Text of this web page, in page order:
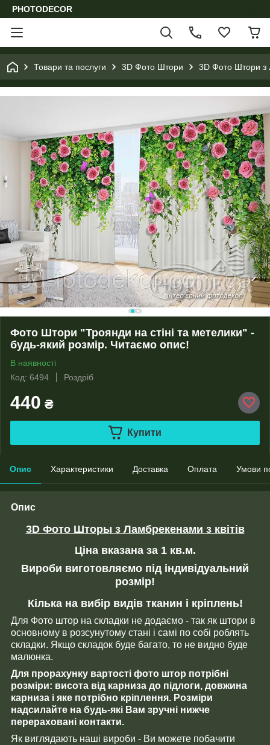
PHOTODECOR
Товари та послуги 3D Фото Штори 3D Фото Штори з
Фото Штори "Троянди на стіні та метелики" -
будь-який розмір. Читаємо опис!
В наявності
Код: 6494
Роздріб
440 ₴
Купити
Опис Характеристики Доставка Оплата Умови
Опис
3D Фото Шторы з Ламбрекенами з квітів
Ціна вказана за 1 кв.м.
Вироби виготовляємо під індивідуальний
розмір!
Кілька на вибір видів тканин і кріплень!
Для Фото штор на складки не додаємо - так як штори в
основному в розсунутому стані і самі по собі роблять
складки. Якщо складок буде багато, то не видно буде
малюнка.
Для прорахунку вартості фото штор потрібні
розміри: висота від карниза до підлоги, довжина
карниза і яке потрібно кріплення. Розміри
надсилайте на будь-які Вам зручні нижче
перераховані контакти.
Як виглядають наші вироби - Ви можете побачити